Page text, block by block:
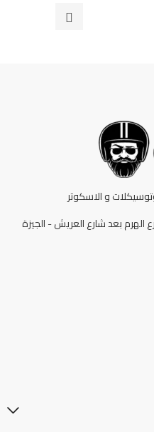
و الاسكوتر
بعد شارع العريش - الجيزة